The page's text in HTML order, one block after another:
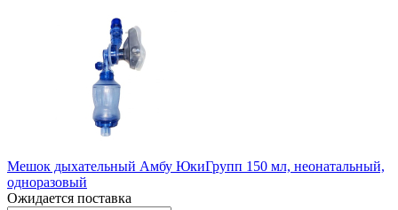
Мешок дыхательный Амбу ЮкиГрупп 150 мл, неонатальный,
одноразовый
Ожидается поставка